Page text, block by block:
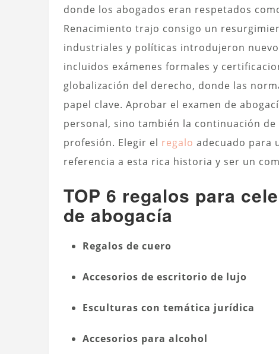
donde los abogados eran respetados
Renacimiento trajo consigo un
industriales y políticas introdujeron
incluidos exámenes formales y
globalización del derecho, donde las
papel clave. Aprobar el examen de
personal, sino también la continuación
profesión. Elegir el regalo adecuado para
referencia a esta rica historia y ser un
TOP 6 regalos para
de abogacía
Regalos de cuero
Accesorios de escritorio de lujo
Esculturas con temática jurídica
Accesorios para alcohol